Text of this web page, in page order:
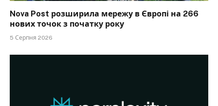
Nova Post розширила мережу в Європі на 266
нових точок з початку року
5 Серпня 2026